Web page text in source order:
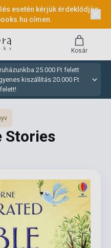
esetén kérjük érdeklődjön
címen.
25.000 Ft felett
kiszállítás 20.000 Ft
Kosár
Stories